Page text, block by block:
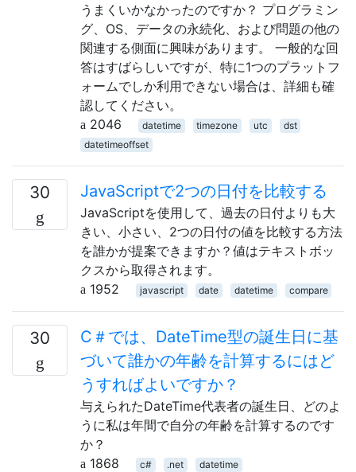
うまくいかなかったのですか？ プログラミン
グ、OS、データの永続化、および問題の他の
関連する側面に興味があります。 一般的な回
答はすばらしいですが、特に1つのプラットフ
ォームでしか利用できない場合は、詳細も確
認してください。
2046
datetime timezone utc
dst
datetimeoffset
30 JavaScriptで2つの日付を比較する
JavaScriptを使用して、過去の日付よりも大
きい、小さい、2つの日付の値を比較する方法
を誰かが提案できますか？値はテキストボッ
クスから取得されます。
1952
javascript date datetime compare
30
C＃では、DateTime型の誕生日に基
づいて誰かの年齢を計算するにはど
うすればよいですか？
与えられたDateTime代表者の誕生日、どのよ
うに私は年間で自分の年齢を計算するのです
か？
1868
c# .net datetime